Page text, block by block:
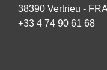
38390 Vertrieu -
+33 4 74 90 61 68